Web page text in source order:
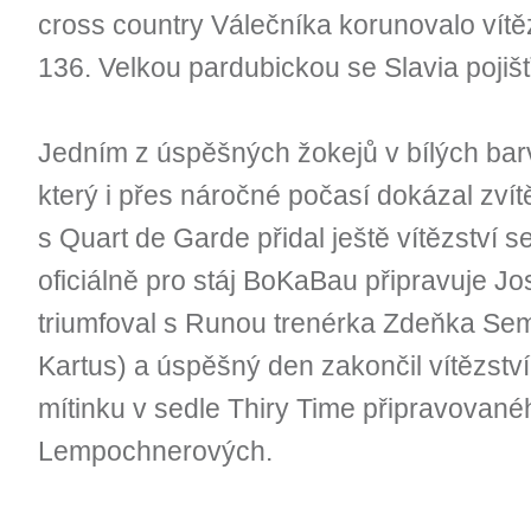
cross country Válečníka korunovalo
136. Velkou pardubickou se Slavia
Jedním z úspěšných žokejů v bílých
který i přes náročné počasí dokázal
s Quart de Garde přidal ještě vítězství
oficiálně pro stáj BoKaBau připravuje
triumfoval s Runou trenérka Zdeňka
Kartus) a úspěšný den zakončil
mítinku v sedle Thiry Time
Lempochnerových.